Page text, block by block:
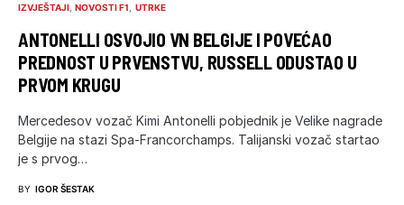
IZVJEŠTAJI NOVOSTI F1 UTRKE
ANTONELLI OSVOJIO VN BELGIJE I POVEĆAO
PREDNOST U PRVENSTVU, RUSSELL ODUSTAO U
PRVOM KRUGU
Mercedesov vozač Kimi Antonelli pobjednik je Velike nagrade
Belgije na stazi Spa-Francorchamps. Talijanski vozač startao
je s prvog…
BY IGOR ŠESTAK